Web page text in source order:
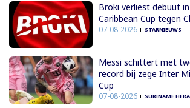
Broki verliest debuut
Caribbean Cup tegen
07-08-2026 STARNIEUWS
Messi schittert met
record bij zege Inter
Cup
07-08-2026 SURINAME